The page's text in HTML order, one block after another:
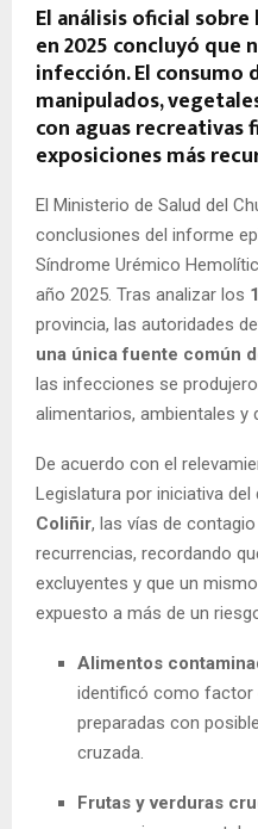
El análisis oficial
en 2025 concluyó que
infección. El consumo
manipulados,
con aguas recreativas
exposiciones más
El Ministerio de Salud del
conclusiones del informe
Síndrome Urémico
año 2025. Tras analizar los
provincia, las autoridades
una única fuente común
las infecciones se
alimentarios, ambientales y
De acuerdo con el
Legislatura por iniciativa del
Coliñir, las vías de
recurrencias, recordando
excluyentes y que un
expuesto a más de un
Alimentos
identificó como factor
preparadas con
cruzada.
Frutas y verduras